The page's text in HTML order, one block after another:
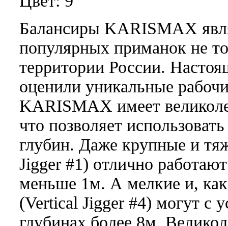
Балансиры KARISMAX
популярных приманок не
территории России.
оценили уникальные
KARISMAX имеет
что позволяет
глубин. Даже крупные и
Jigger #1) отлично
меньше 1м. А мелкие и, как
(Vertical Jigger #4) могут с